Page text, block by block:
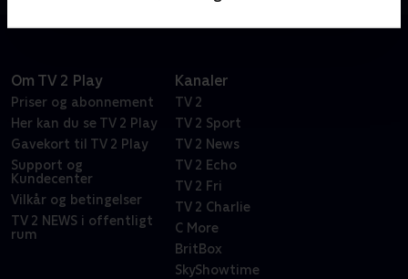
tilfredse!
Om TV 2 Play
Priser og abonnement
Her kan du se TV 2 Play
Gavekort til TV 2 Play
Support og
Kundecenter
Vilkår og betingelser
TV 2 NEWS i offentligt
rum
Kanaler
TV 2
TV 2 Sport
TV 2 News
TV 2 Echo
TV 2 Fri
TV 2 Charlie
C More
BritBox
SkyShowtime